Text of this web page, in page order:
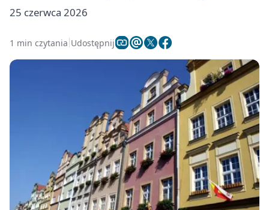
25 czerwca 2026
1 min czytania Udostępnij